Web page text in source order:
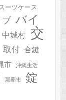
スーツケース
ブ バイ
中城村 交
取付 合鍵
市 沖縄生活
那覇市
錠